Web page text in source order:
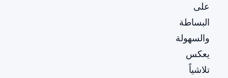
على
البساطة
والسهولة
يعكس
تلاشياً